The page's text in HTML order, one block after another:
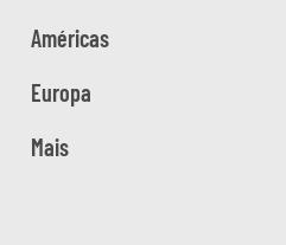
Américas
Europa
Mais